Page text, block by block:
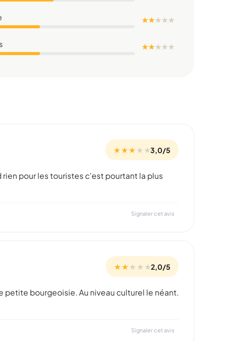
★ ★★★★
★ ★★★★
★ ★ ★★ ★3,0/5
pour les touristes c'est pourtant la plus
Signaler cet avis
★ ★★ ★ ★2,0/5
petite bourgeoisie. Au niveau culturel le néant.
Signaler cet avis